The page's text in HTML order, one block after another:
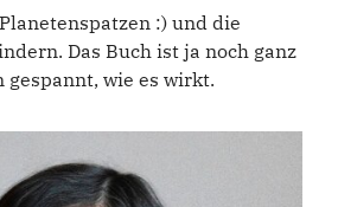
:) und die
Das Buch ist ja noch ganz
wie es wirkt.